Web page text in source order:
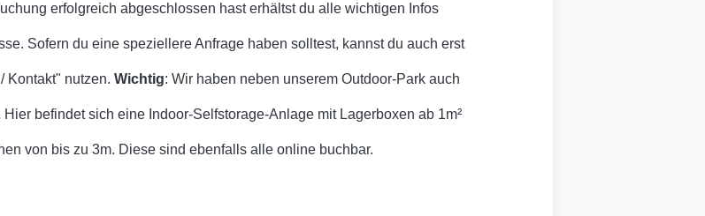
erfolgreich abgeschlossen hast erhältst du alle wichtigen Infos
Sofern du eine speziellere Anfrage haben solltest, kannst du auch erst
Kontakt" nutzen. Wichtig: Wir haben neben unserem Outdoor-Park auch
befindet sich eine Indoor-Selfstorage-Anlage mit Lagerboxen ab 1m²
von bis zu 3m. Diese sind ebenfalls alle online buchbar.